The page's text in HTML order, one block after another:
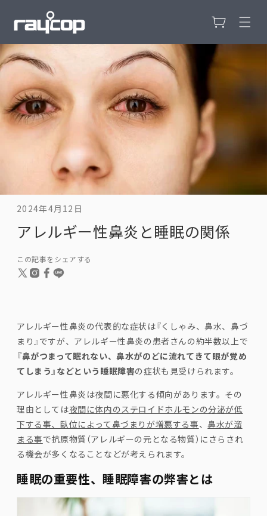
コンテンツ
ー
2024年4月12日
アレルギー性鼻炎と睡眠の関係
この記事をシェアする
アレルギー性鼻炎の代表的な症状は『くしゃみ、鼻水、鼻づ
まり』ですが、アレルギー性鼻炎の患者さんの約半数以上で
『鼻がつまって眠れない、鼻水がのどに流れてきて眼が覚め
てしまう』などという睡眠障害の症状も見受けられます。
アレルギー性鼻炎は夜間に悪化する傾向があります。その
理由としては夜間に体内のステロイドホルモンの分泌が低
下する事、臥位によって鼻づまりが増悪する事、鼻水が溜
まる事で抗原物質（アレルギーの元となる物質）にさらされ
る機会が多くなることなどが考えられます。
睡眠の重要性、睡眠障害の弊害とは